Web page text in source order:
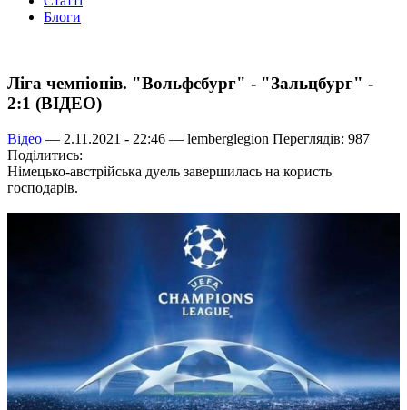
Блоги
Ліга чемпіонів. "Вольфсбург" - "Зальцбург" -
2:1 (ВІДЕО)
Відео — 2.11.2021 - 22:46 — lemberglegion Переглядів: 987
Поділитись:
Німецько-австрійська дуель завершилась на користь
господарів.